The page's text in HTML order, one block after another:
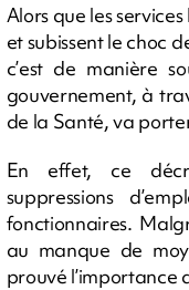
Alors que les
et subissent le choc
c’est de manière
gouvernement, à
de la Santé, va
En effet, ce
suppressions
fonctionnaires.
au manque de
prouvé l’importance